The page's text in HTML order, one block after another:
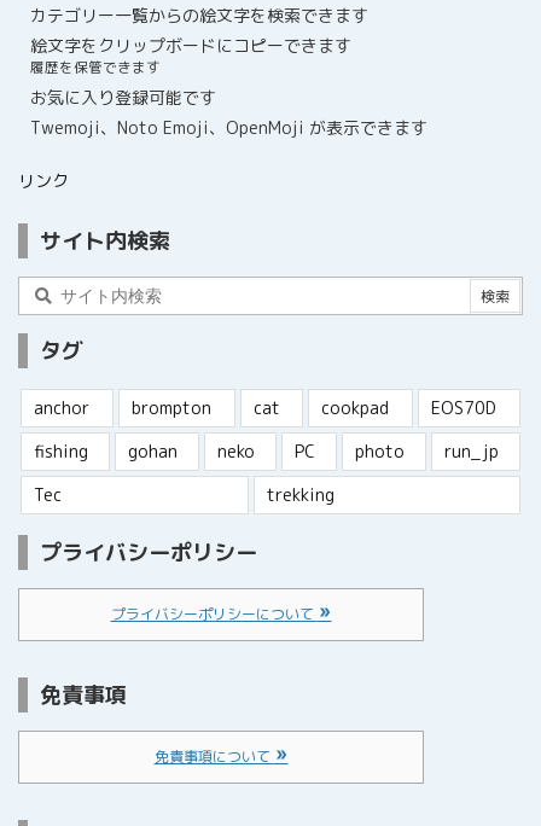
カテゴリー一覧からの絵文字を検索できます
絵文字をクリップボードにコピーできます
履歴を保管できます
お気に入り登録可能です
Twemoji、Noto Emoji、OpenMoji が表示できます
リンク
サイト内検索
タグ
anchor brompton cat cookpad
EOS70D
fishing
gohan neko PC photo
run_jp
Tec
trekking
プライバシーポリシー
プライバシーポリシーについて
免責事項
免責事項について